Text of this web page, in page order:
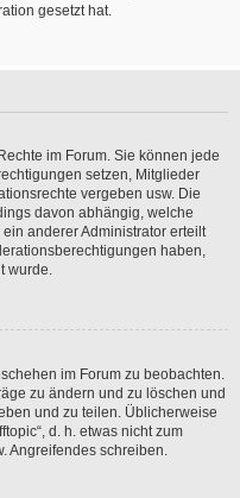
gesetzt hat.
im Forum. Sie können jede
setzen, Mitglieder
vergeben usw. Die
davon abhängig, welche
anderer Administrator erteilt
haben,
wurde.
im Forum zu beobachten.
zu ändern und zu löschen und
und zu teilen. Üblicherweise
d. h. etwas nicht zum
Angreifendes schreiben.